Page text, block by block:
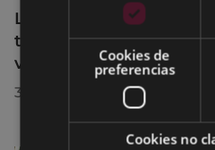
La diputada Azahara
transformación turística
visita a la localidad
30/07/2026
Cookies de
preferencias
Cookies no